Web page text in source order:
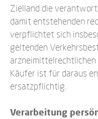
Zielland die
damit entstehenden
verpflichtet sich
geltenden
arzneimittelrechtlichen
Käufer ist für daraus
ersatzpflichtig.
Verarbeitung